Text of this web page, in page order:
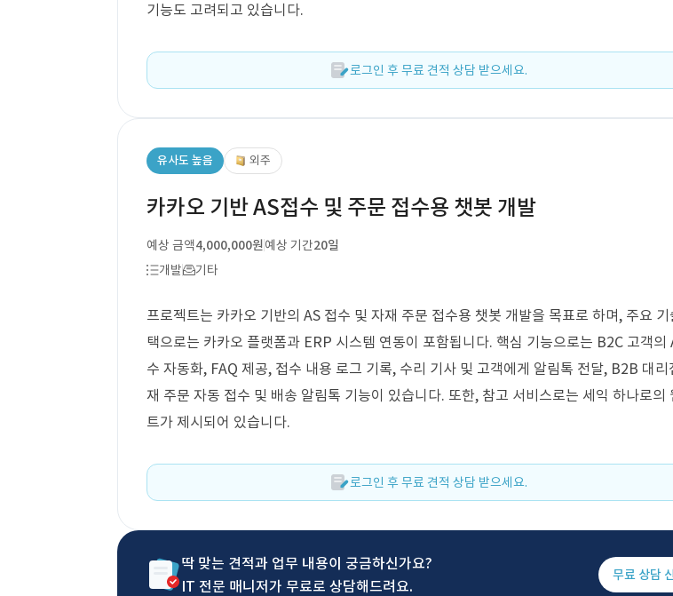
기능도 고려되고 있습니다.
로그인 후 무료 견적 상담 받으세요.
유사도 높음 외주
카카오 기반 AS접수 및 주문 접수용 챗봇 개발
예상 금액4,000,000원예상 기간20일
개발
기타
프로젝트는 카카오 기반의 AS 접수 및 자재 주문 접수용 챗봇 개발을 목표로 하며, 주요 기
택으로는 카카오 플랫폼과 ERP 시스템 연동이 포함됩니다. 핵심 기능으로는 B2C 고객의
수 자동화, FAQ 제공, 접수 내용 로그 기록, 수리 기사 및 고객에게 알림톡 전달, B2B 대리
재 주문 자동 접수 및 배송 알림톡 기능이 있습니다. 또한, 참고 서비스로는 세익 하나로의
트가 제시되어 있습니다.
로그인 후 무료 견적 상담 받으세요.
딱 맞는 견적과 업무 내용이 궁금하신가요?
IT 전문 매니저가 무료로 상담해드려요.
무료 상담